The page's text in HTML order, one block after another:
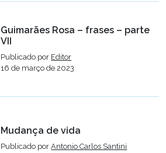
Guimarães Rosa – frases – parte
VII
Publicado por Editor
16 de março de 2023
Mudança de vida
Publicado porAntonio Carlos Santini